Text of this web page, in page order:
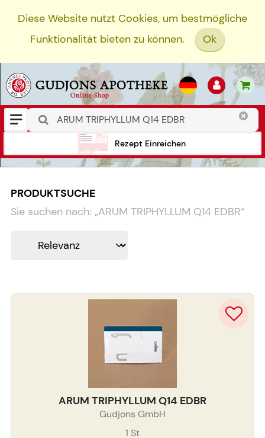
Diese Website nutzt Cookies, um bestmögliche
Funktionalität bieten zu können.
Ok
Rezept Einreichen
PRODUKTSUCHE
Sie suchen nach: „ARUM TRIPHYLLUM Q14 EDBR“
ARUM TRIPHYLLUM Q14 EDBR
Gudjons GmbH
1 St